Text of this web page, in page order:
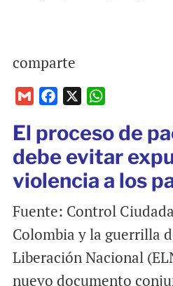
comparte
a
i
l
c
e
b
o
o
a
t
s
A
p
El proceso de
debe evitar
violencia a los
Fuente: Control
Colombia y la guerrilla
Liberación Nacional
nuevo documento